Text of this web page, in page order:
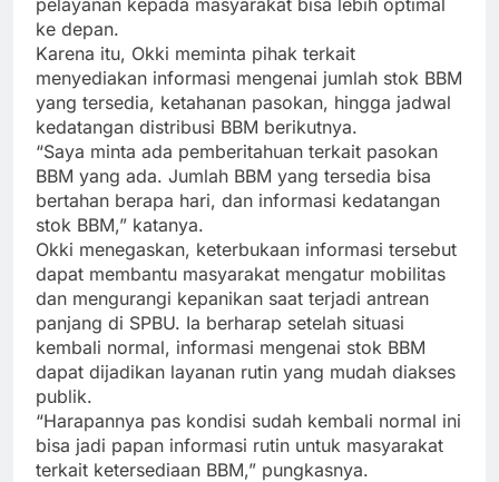
ke depan.
Karena itu, Okki meminta pihak terkait
menyediakan informasi mengenai jumlah stok BBM
yang tersedia, ketahanan pasokan, hingga jadwal
kedatangan distribusi BBM berikutnya.
“Saya minta ada pemberitahuan terkait pasokan
BBM yang ada. Jumlah BBM yang tersedia bisa
bertahan berapa hari, dan informasi kedatangan
stok BBM,” katanya.
Okki menegaskan, keterbukaan informasi tersebut
dapat membantu masyarakat mengatur mobilitas
dan mengurangi kepanikan saat terjadi antrean
panjang di SPBU. Ia berharap setelah situasi
kembali normal, informasi mengenai stok BBM
dapat dijadikan layanan rutin yang mudah diakses
publik.
“Harapannya pas kondisi sudah kembali normal ini
bisa jadi papan informasi rutin untuk masyarakat
terkait ketersediaan BBM,” pungkasnya.